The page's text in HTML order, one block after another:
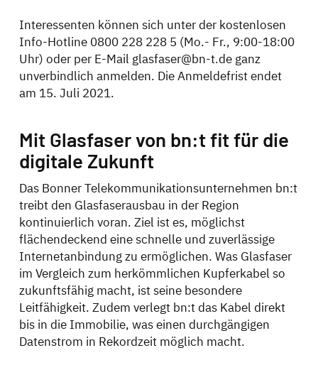
Interessenten können sich unter der kostenlosen
Info-Hotline 0800 228 228 5 (Mo.- Fr., 9:00-18:00
Uhr) oder per E-Mail glasfaser@bn-t.de ganz
unverbindlich anmelden. Die Anmeldefrist endet
am 15. Juli 2021.
Mit Glasfaser von bn:t fit für die
digitale Zukunft
Das Bonner Telekommunikationsunternehmen bn:t
treibt den Glasfaserausbau in der Region
kontinuierlich voran. Ziel ist es, möglichst
flächendeckend eine schnelle und zuverlässige
Internetanbindung zu ermöglichen. Was Glasfaser
im Vergleich zum herkömmlichen Kupferkabel so
zukunftsfähig macht, ist seine besondere
Leitfähigkeit. Zudem verlegt bn:t das Kabel direkt
bis in die Immobilie, was einen durchgängigen
Datenstrom in Rekordzeit möglich macht.